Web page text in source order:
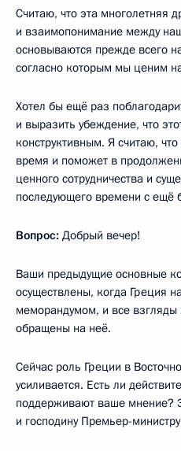
Считаю, что эта многолетняя
и взаимопонимание между
основываются прежде всего
согласно которым мы ценим
Хотел бы ещё раз
и выразить убеждение, что
конструктивным. Я считаю,
время и поможет в
ценного сотрудничества и
последующего времени с ещё
Вопрос: Добрый вечер!
Ваши предыдущие основные
осуществлены, когда Греция
меморандумом, и все
обращены на неё.
Сейчас роль Греции в
усиливается. Есть ли
поддерживают ваше мнение?
и господину Премьер-